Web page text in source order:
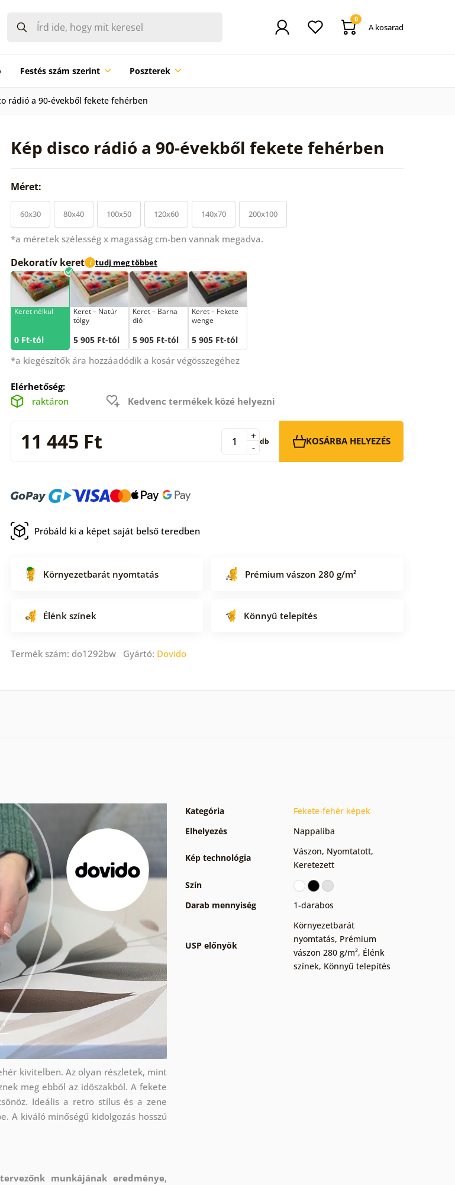
0
A kosarad
Festés szám szerint Poszterek
rádió a 90-évekből fekete fehérben
Kép disco rádió a 90-évekből fekete fehérben
Méret:
60x30 80x40 100x50 120x60 140x70 200x100
*a méretek szélesség x magasság cm-ben vannak megadva.
Dekoratív keret i tudj meg többet
Keret nélkül
0 Ft-tól
Keret – Natúr
tölgy
5 905 Ft-tól
Keret – Barna
dió
5 905 Ft-tól
Keret – Fekete
wenge
5 905 Ft-tól
*a kiegészítők ára hozzáadódik a kosár végösszegéhez
Elérhetőség:
raktáron
Kedvenc termékek közé helyezni
11 445 Ft -
+ db KOSÁRBA HELYEZÉS
Próbáld ki a képet saját belső teredben
Környezetbarát nyomtatás Prémium vászon 280 g/m²
Élénk színek Könnyű telepítés
Termék szám: do1292bw Gyártó: Dovido
kivitelben. Az olyan részletek, mint
meg ebből az időszakból. A fekete
Ideális a retro stílus és a zene
A kiváló minőségű kidolgozás hosszú
munkájának eredménye,
Kategória
Fekete-fehér képek
Elhelyezés
Nappaliba
Kép technológia
Vászon, Nyomtatott,
Keretezett
Szín
Darab mennyiség
1-darabos
USP előnyök
Környezetbarát
nyomtatás, Prémium
vászon 280 g/m², Élénk
színek, Könnyű telepítés